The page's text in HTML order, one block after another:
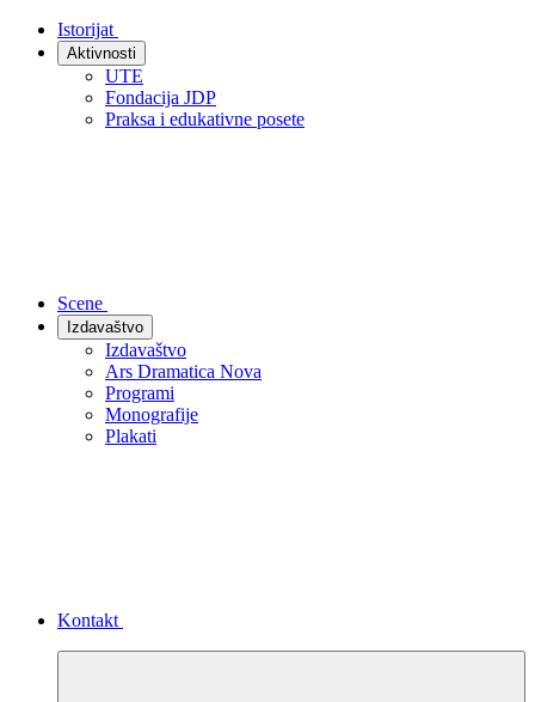
Istorijat
Aktivnosti
UTE
Fondacija JDP
Praksa i edukativne posete
Scene
Izdavaštvo
Izdavaštvo
Ars Dramatica Nova
Programi
Monografije
Plakati
Kontakt